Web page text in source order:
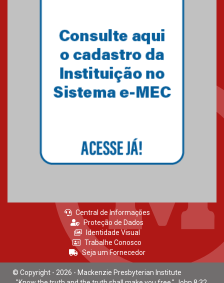
Central de Informações
Proteção de Dados
Identidade Visual
Trabalhe Conosco
Seja um Fornecedor
© Copyright - 2026 - Mackenzie Presbyterian Institute